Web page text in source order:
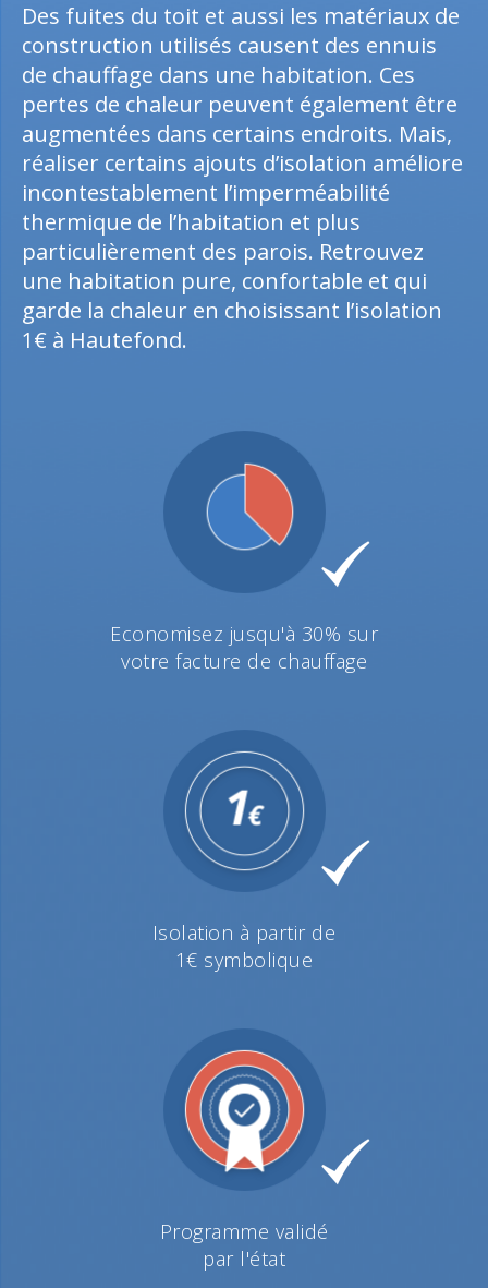
Des fuites du toit et aussi les matériaux de
construction utilisés causent des ennuis
de chauffage dans une habitation. Ces
pertes de chaleur peuvent également être
augmentées dans certains endroits. Mais,
réaliser certains ajouts d’isolation améliore
incontestablement l’imperméabilité
thermique de l’habitation et plus
particulièrement des parois. Retrouvez
une habitation pure, confortable et qui
garde la chaleur en choisissant l’isolation
1€ à Hautefond.
Economisez jusqu'à 30% sur
votre facture de chauffage
Isolation à partir de
1€ symbolique
Programme validé
par l'état